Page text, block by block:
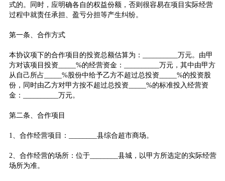
式的。同时，应明确各自的权益份额，否则很容易在项目实际经营
过程中就责任承担、盈亏分担等产生纠纷。
第一条、合作方式
本协议项下的合作项目的投资总额估算为：__________万元。由甲
方对该项目投资_____%的经营资金：__________万元，其中由甲方
从自己所占_____%股份中给予乙方不超过总投资_____%的投资股
份，同时由乙方对甲方按不超过总投资_____%的标准投入经营资
金：__________万元。
第二条、合作项目
1、合作经营项目：________县综合超市商场。
2、合作经营的场所：位于________县城，以甲方所选定的实际经营
场所为准。